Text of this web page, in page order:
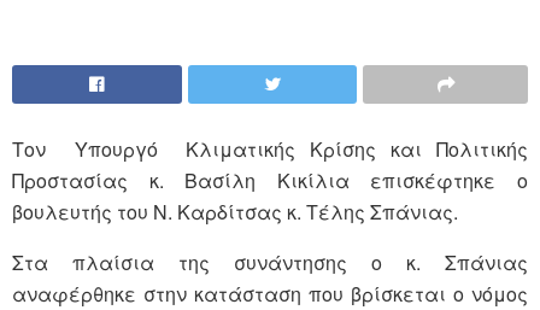
Τον Υπουργό Κλιματικής Κρίσης και Πολιτικής
Προστασίας κ. Βασίλη Κικίλια επισκέφτηκε ο
βουλευτής του Ν. Καρδίτσας κ. Τέλης Σπάνιας.
Στα πλαίσια της συνάντησης ο κ. Σπάνιας
αναφέρθηκε στην κατάσταση που βρίσκεται ο νόμος